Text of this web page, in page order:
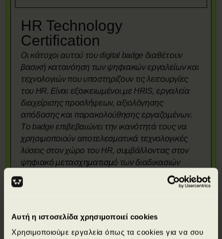
Αυτή η ιστοσελίδα χρησιμοποιεί cookies
Χρησιμοποιούμε εργαλεία όπως τα cookies για να σου
HR Technology
Certification
Οι κάτοχοι αυτού του digital badge διαθέτουν
βασική κατανόηση των ψηφιακών εργαλείων και
τεχνολογιών που υποστηρίζουν τις λειτουργίες
του HR. Είναι εξοικειωμένοι με HRIS, εργαλεία
διαχείρισης προσλήψεων, αξιολόγησης
απόδοσης και παρακολούθησης εργαζομένων.
Το badge επιβεβαιώνει την ικανότητά τους να
χρησιμοποιούν αποτελεσματικά τεχνολογικές
λύσεις στον χώρο του HR, συμβάλλοντας στον
ψηφιακό μετασχηματισμό των διαδικασιών
ανθρώπινου δυναμικού.